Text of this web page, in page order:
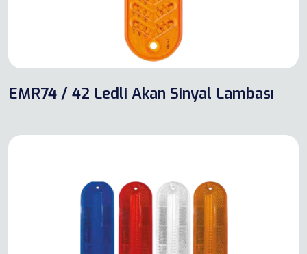
EMR74 / 42 Ledli Akan Sinyal Lambası